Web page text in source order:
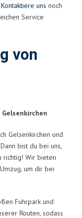
Kontaktiere uns noch
Service
von
Gelsenkirchen und
bist du bei uns,
richtig! Wir bieten
um dir bei
Fuhrpark und
Routen, sodass